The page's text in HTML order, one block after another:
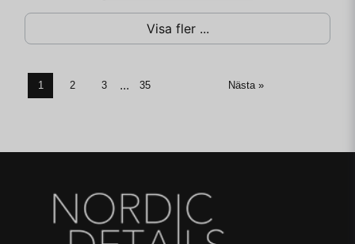
Visa fler ...
1 2 3 ... 35 Nästa »